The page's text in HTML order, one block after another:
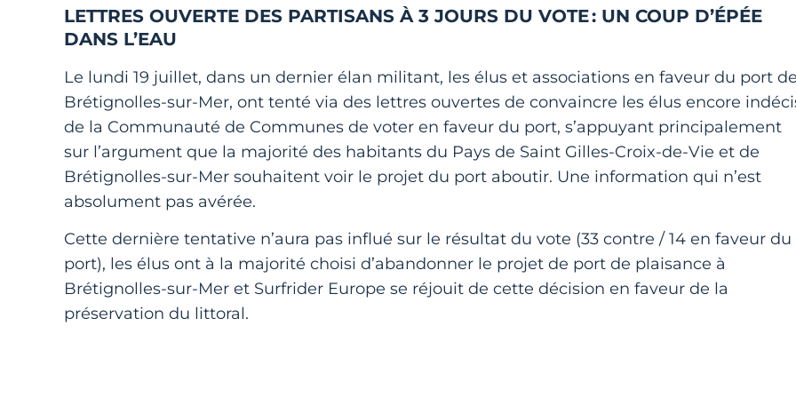
LETTRES OUVERTE DES PARTISANS À 3 JOURS DU VOTE : UN COUP D’ÉPÉE
DANS L’EAU
Le lundi 19 juillet, dans un dernier élan militant, les élus et associations en faveur du port
Brétignolles-sur-Mer, ont tenté via des lettres ouvertes de convaincre les élus encore
de la Communauté de Communes de voter en faveur du port, s’appuyant principalement
sur l’argument que la majorité des habitants du Pays de Saint Gilles-Croix-de-Vie et de
Brétignolles-sur-Mer souhaitent voir le projet du port aboutir. Une information qui n’est
absolument pas avérée.
Cette dernière tentative n’aura pas influé sur le résultat du vote (33 contre / 14 en faveur du
port), les élus ont à la majorité choisi d’abandonner le projet de port de plaisance à
Brétignolles-sur-Mer et Surfrider Europe se réjouit de cette décision en faveur de la
préservation du littoral.